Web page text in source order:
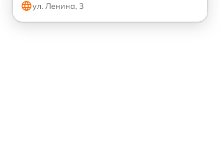
ул. Ленина, 3